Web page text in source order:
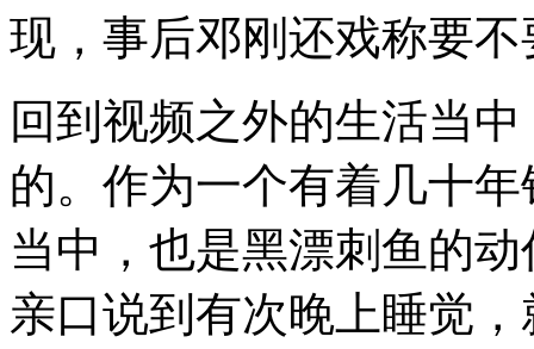
现，事后邓刚还戏称要
回到视频之外的生活当
的。作为一个有着几十年
当中，也是黑漂刺鱼的
亲口说到有次晚上睡觉